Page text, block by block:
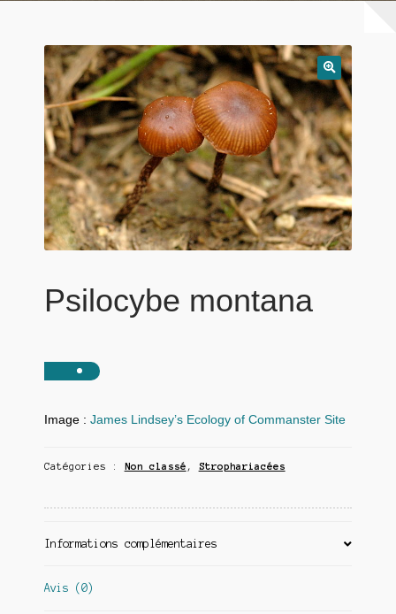
Psilocybe montana
Image : James Lindsey’s Ecology of Commanster Site
Catégories : Non classé , Strophariacées
Informations complémentaires
Avis (0)